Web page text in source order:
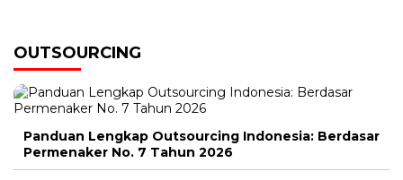
OUTSOURCING
Panduan Lengkap Outsourcing Indonesia: Berdasar
Permenaker No. 7 Tahun 2026